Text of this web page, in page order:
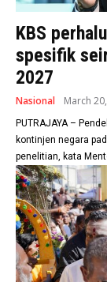
KBS
spesifik
2027
Nasional March
PUTRAJAYA –
kontinjen negara
penelitian, kata